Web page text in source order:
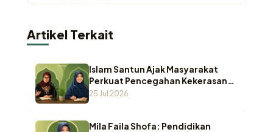
Artikel Terkait
Islam Santun Ajak Masyarakat
Perkuat Pencegahan Kekerasan
Seksual terhadap Anak
25 Jul 2026
Mila Faila Shofa: Pendidikan